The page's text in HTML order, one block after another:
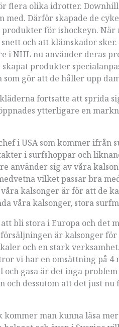
flera olika idrotter.
Därför skapade de
för ishockeyn.
och att klämskador
i NHL nu använder deras
produkter
gör att de håller upp
fortsatte att sprida
ytterligare en
i USA som kommer
i surfshoppar och
använder sig av våra
vilket passar bra
kalsonger är för att de
våra kalsonger, stora
bli stora i Europa och det
är kalsonger
och en stark
vi har en omsättning på
gasa är det inga
dessutom att det just
man kunna läsa